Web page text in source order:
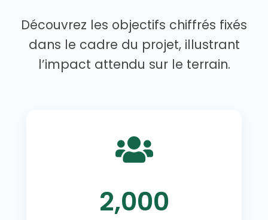
Découvrez les objectifs chiffrés fixés
dans le cadre du projet, illustrant
l’impact attendu sur le terrain.
2,000